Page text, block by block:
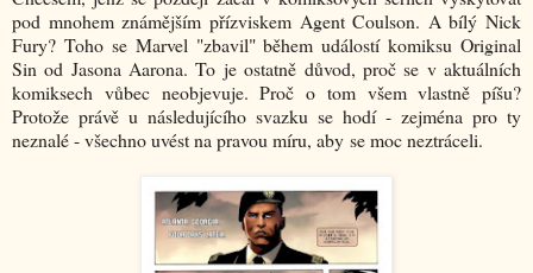
pod mnohem známějším přízviskem Agent Coulson. A bílý Nick
Fury? Toho se Marvel "zbavil" během událostí komiksu Original
Sin od Jasona Aarona. To je ostatně důvod, proč se v aktuálních
komiksech vůbec neobjevuje. Proč o tom všem vlastně píšu?
Protože právě u následujícího svazku se hodí - zejména pro ty
neznalé - všechno uvést na pravou míru, aby se moc neztráceli.